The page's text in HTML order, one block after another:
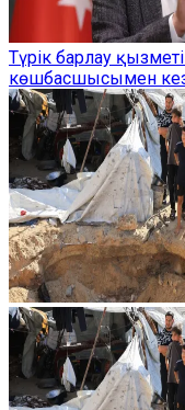
Түрік барлау
көшбасшысымен